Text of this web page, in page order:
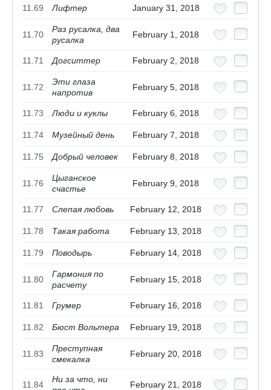
11.69 Лифтер January 31, 2018
11.70
Раз русалка, два
русалка
February 1, 2018
11.71 Догситтер February 2, 2018
11.72
Эти глаза
напротив
February 5, 2018
11.73 Люди и куклы February 6, 2018
11.74 Музейный день February 7, 2018
11.75 Добрый человек February 8, 2018
11.76
Цыганское
счастье
February 9, 2018
11.77 Слепая любовь February 12, 2018
11.78 Такая работа February 13, 2018
11.79 Поводырь February 14, 2018
11.80
Гармония по
расчету
February 15, 2018
11.81 Грумер February 16, 2018
11.82 Бюст Вольтера February 19, 2018
11.83
Преступная
смекалка
February 20, 2018
11.84
Ни за что, ни
February 21, 2018